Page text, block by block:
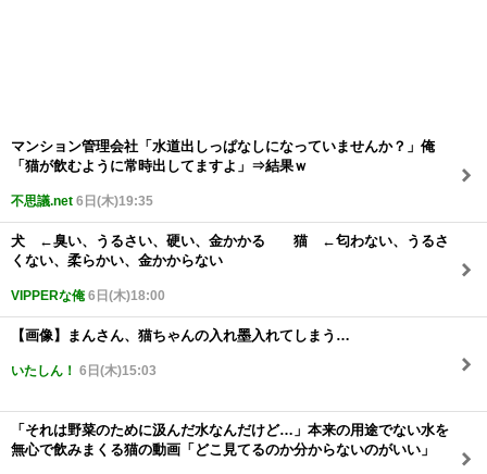
マンション管理会社「水道出しっぱなしになっていませんか？」俺
「猫が飲むように常時出してますよ」⇒結果ｗ
不思議.net 6日(木)19:35
犬 ←臭い、うるさい、硬い、金かかる 猫 ←匂わない、うるさ
くない、柔らかい、金かからない
VIPPERな俺 6日(木)18:00
【画像】まんさん、猫ちゃんの入れ墨入れてしまう…
いたしん！ 6日(木)15:03
「それは野菜のために汲んだ水なんだけど…」本来の用途でない水を
無心で飲みまくる猫の動画「どこ見てるのか分からないのがいい」